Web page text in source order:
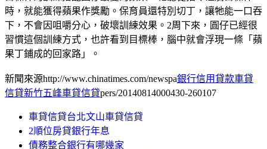
時，就能獲得蘋果作獎勵。保育員還特別切丁，讓牠能一口吞
下，不會因咀嚼分心，破壞訓練效果。2周下來，圓仔已經很
習慣這個訓練方式，也許看到目標棒，腦中就會浮現一條「蘋
果丁鋪成的回家路」。
新聞來源http://www.chinatimes.com/newspa銀行信用貸款車貸
信貸新竹五峰車貸信貸pers/20140814000430-260107
車貸信貸台北文山車貸信貸
2順位房貸銀行年息
債務整合銀行有哪幾家